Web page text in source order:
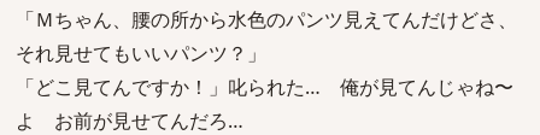
「Ｍちゃん、腰の所から水色のパンツ見えてんだけどさ、
それ見せてもいいパンツ？」
「どこ見てんですか！」叱られた… 俺が見てんじゃね〜
よ お前が見せてんだろ…